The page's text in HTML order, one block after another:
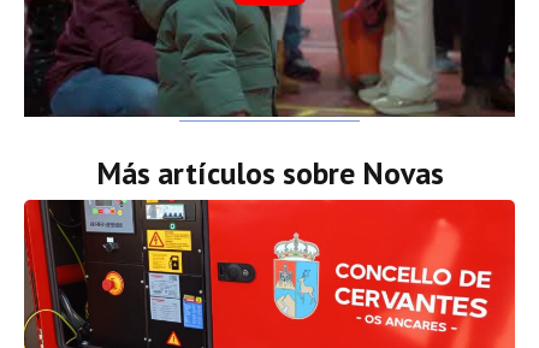
Más artículos sobre Novas